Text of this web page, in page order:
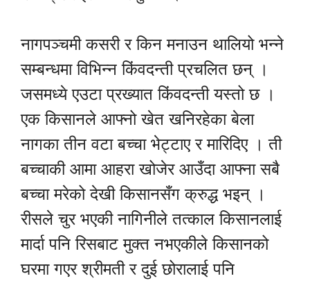
नागपञ्चमी कसरी र किन मनाउन थालियो भन्ने
सम्बन्धमा विभिन्न किंवदन्ती प्रचलित छन् ।
जसमध्ये एउटा प्रख्यात किंवदन्ती यस्तो छ ।
एक किसानले आफ्नो खेत खनिरहेका बेला
नागका तीन वटा बच्चा भेट्टाए र मारिदिए । ती
बच्चाकी आमा आहरा खोजेर आउँदा आफ्ना सबै
बच्चा मरेको देखी किसानसँग क्रुद्ध भइन् ।
रीसले चुर भएकी नागिनीले तत्काल किसानलाई
मार्दा पनि रिसबाट मुक्त नभएकीले किसानको
घरमा गएर श्रीमती र दुई छोरालाई पनि